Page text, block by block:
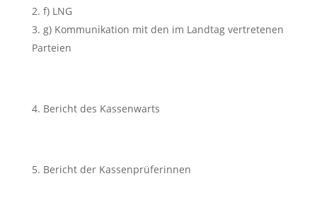
f) LNG
g) Kommunikation mit den im Landtag vertretenen
Parteien
Bericht des Kassenwarts
Bericht der Kassenprüferinnen